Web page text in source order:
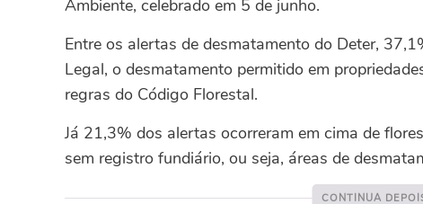
Ambiente, celebrado em 5 de junho.
Entre os alertas de desmatamento do Deter,
Legal, o desmatamento permitido em
regras do Código Florestal.
Já 21,3% dos alertas ocorreram em cima de
sem registro fundiário, ou seja, áreas de